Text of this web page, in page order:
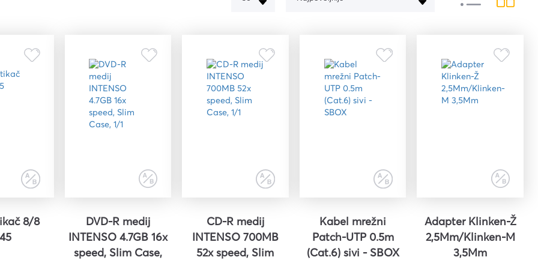
R6GG Ryzen 7 5700U 12GB
No.650 (MMG)
standard žuti s kutijom
vlažne za održavanje svih
8/8
DVD-R medij
INTENSO 4.7GB 16x
speed, Slim Case,
CD-R medij
INTENSO 700MB
52x speed, Slim
Kabel mrežni
Patch-UTP 0.5m
(Cat.6) sivi - SBOX
Adapter Klinken-Ž
2,5Mm/Klinken-M
3,5Mm